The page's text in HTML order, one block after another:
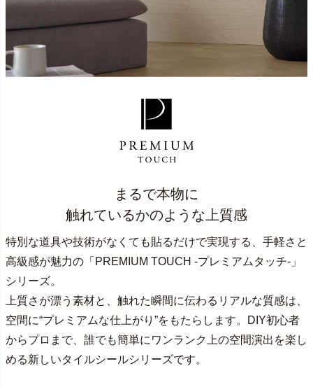
まるで本物に
触れているかのような上質感
特別な道具や技術がなくても貼るだけで実現する、手軽さと
高級感が魅力の「PREMIUM TOUCH -プレミアムタッチ-」
シリーズ。
上質さが漂う素材と、触れた瞬間に伝わるリアルな質感は、
空間に“プレミアムな仕上がり”をもたらします。DIY初心者
からプロまで、誰でも簡単にワンランク上の空間演出を楽し
める新しいタイルシールシリーズです。